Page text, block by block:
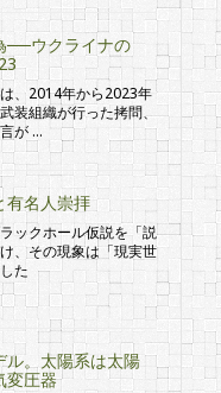
──ウクライナの
、2014年から2023年
装組織が行った拷問、
が …
有名人崇拝
ックホール仮説を「説
、その現象は「現実世
た
ル。太陽系は太陽
変圧器